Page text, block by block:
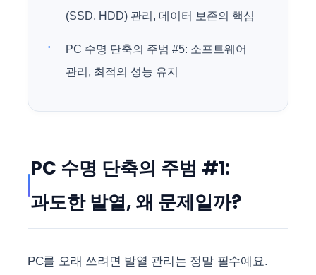
(SSD, HDD) 관리, 데이터 보존의 핵심
PC 수명 단축의 주범 #5: 소프트웨어
관리, 최적의 성능 유지
PC 수명 단축의 주범 #1:
과도한 발열, 왜 문제일까?
PC를 오래 쓰려면 발열 관리는 정말 필수예요.